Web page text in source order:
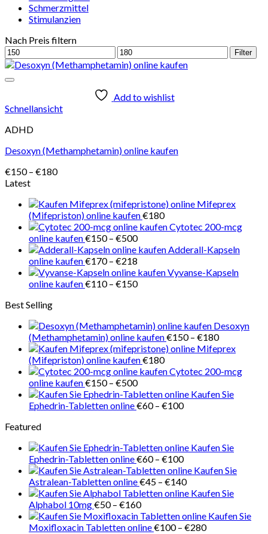
Schmerzmittel
Stimulanzien
Nach Preis filtern
Min.
Preis
Max.
Preis
Filter
Add to wishlist
Schnellansicht
ADHD
Desoxyn (Methamphetamin) online kaufen
€150 – €180Preisspanne:
€180
Latest
Mifeprex
(Mifepriston) online kaufen€180
Cytotec 200-mcg
online kaufen€150 – €500Preisspanne:
€150
€500
Adderall-Kapseln
online kaufen€170 – €218
€170
bis
Vyvanse-Kapseln
online kaufen€110 – €150Preisspanne:
Best Selling
Desoxyn
(Methamphetamin) online kaufen€150 – €180
€150
€180
Mifeprex
(Mifepriston) online kaufen€180
Cytotec 200-mcg
online kaufen€150 – €500Preisspanne:
€150
bis
Kaufen Sie
Ephedrin-Tabletten online€60 – €100Preisspanne:
Featured
Kaufen Sie
Ephedrin-Tabletten online€60 – €100Preisspanne:
€60
bis
€100
Kaufen Sie
Astralean-Tabletten online€45 – €140Preisspanne:
€45
€140
Kaufen Sie
Alphabol 10mg€50 – €160Preisspanne:
€50
bis
Kaufen Sie
Moxifloxacin Tabletten online€100 – €280Preisspanne: